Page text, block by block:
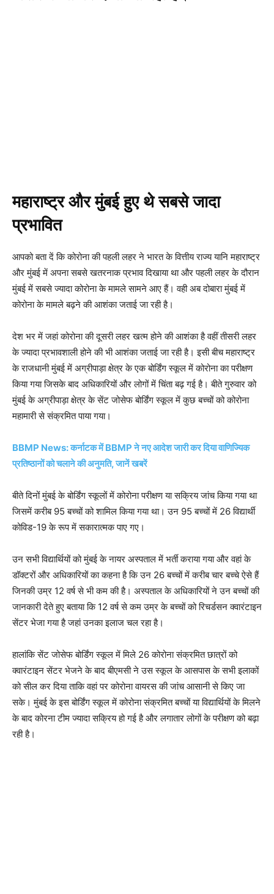
महाराष्ट्र और मुंबई हुए थे सबसे जादा
प्रभावित
आपको बता दें कि कोरोना की पहली लहर ने भारत के वित्तीय राज्य यानि महाराष्ट्र
और मुंबई में अपना सबसे खतरनाक प्रभाव दिखाया था और पहली लहर के दौरान
मुंबई में सबसे ज्यादा कोरोना के मामले सामने आए हैं। वही अब दोबारा मुंबई में
कोरोना के मामले बढ़ने की आशंका जताई जा रही है।
देश भर में जहां कोरोना की दूसरी लहर खत्म होने की आशंका है वहीं तीसरी लहर
के ज्यादा प्रभावशाली होने की भी आशंका जताई जा रही है। इसी बीच महाराष्ट्र
के राजधानी मुंबई में अग्रीपाड़ा क्षेत्र के एक बोर्डिंग स्कूल में कोरोना का परीक्षण
किया गया जिसके बाद अधिकारियों और लोगों में चिंता बढ़ गई है। बीते गुरुवार को
मुंबई के अग्रीपाड़ा क्षेत्र के सेंट जोसेफ बोर्डिंग स्कूल में कुछ बच्चों को कोरोना
महामारी से संक्रमित पाया गया।
BBMP News: कर्नाटक में BBMP ने नए आदेश जारी कर दिया वाणिज्यिक
प्रतिष्ठानों को चलाने की अनुमति, जानें खबरें
बीते दिनों मुंबई के बोर्डिंग स्कूलों में कोरोना परीक्षण या सक्रिय जांच किया गया था
जिसमें करीब 95 बच्चों को शामिल किया गया था। उन 95 बच्चों में 26 विद्यार्थी
कोविड-19 के रूप में सकारात्मक पाए गए।
उन सभी विद्यार्थियों को मुंबई के नायर अस्पताल में भर्ती कराया गया और वहां के
डॉक्टरों और अधिकारियों का कहना है कि उन 26 बच्चों में करीब चार बच्चे ऐसे हैं
जिनकी उम्र 12 वर्ष से भी कम की है। अस्पताल के अधिकारियों ने उन बच्चों की
जानकारी देते हुए बताया कि 12 वर्ष से कम उम्र के बच्चों को रिचर्डसन क्वारंटाइन
सेंटर भेजा गया है जहां उनका इलाज चल रहा है।
हालांकि सेंट जोसेफ बोर्डिंग स्कूल में मिले 26 कोरोना संक्रमित छात्रों को
क्वारंटाइन सेंटर भेजने के बाद बीएमसी ने उस स्कूल के आसपास के सभी इलाकों
को सील कर दिया ताकि वहां पर कोरोना वायरस की जांच आसानी से किए जा
सके। मुंबई के इस बोर्डिंग स्कूल में कोरोना संक्रमित बच्चों या विद्यार्थियों के मिलने
के बाद कोरना टीम ज्यादा सक्रिय हो गई है और लगातार लोगों के परीक्षण को बढ़ा
रही है।